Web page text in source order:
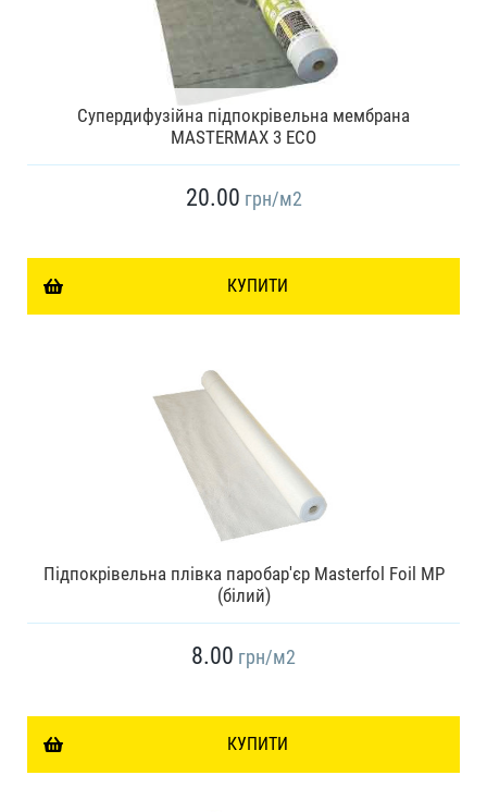
Супердифузійна підпокрівельна мембрана
MASTERMAX 3 ECO
20.00 грн/м2
КУПИТИ
Підпокрівельна плівка паробар'єр Masterfol Foil MP
(білий)
8.00 грн/м2
КУПИТИ